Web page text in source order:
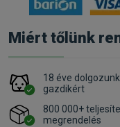
Miért tőlünk
18 éve
gazdikért
800 000+
megrendelés